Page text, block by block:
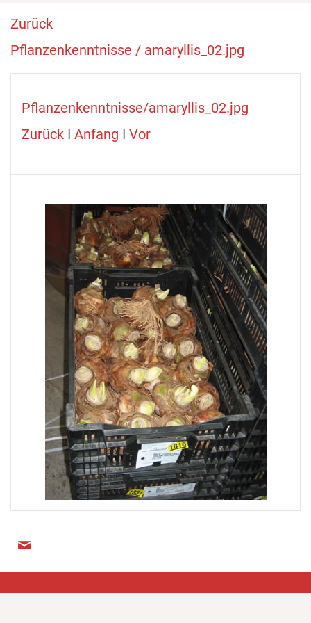
Zurück
Pflanzenkenntnisse / amaryllis_02.jpg
Pflanzenkenntnisse/amaryllis_02.jpg
Zurück I Anfang I Vor